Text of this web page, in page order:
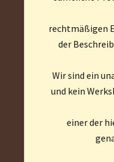
rechtmäßigen
der
Wir sind ein
und kein
einer der